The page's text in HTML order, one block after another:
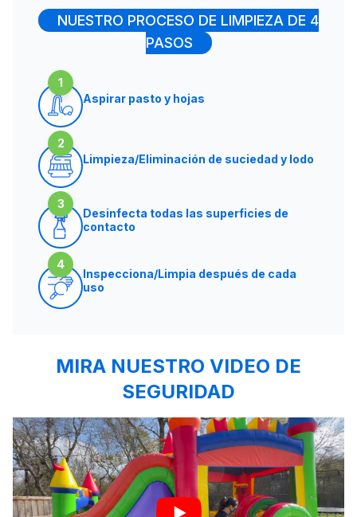
NUESTRO PROCESO DE LIMPIEZA DE 4
PASOS
1
Aspirar pasto y hojas
2
Limpieza/Eliminación de suciedad y lodo
3
Desinfecta todas las superficies de
contacto
4
Inspecciona/Limpia después de cada
uso
MIRA NUESTRO VIDEO DE
SEGURIDAD